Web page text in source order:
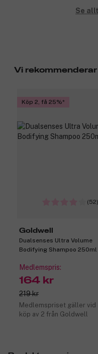
Se
Vi
Köp 2, få 25%
(52)
Goldwell
Dualsenses Ultra Volume
Bodifying Shampoo 250ml
Medlemspris:
164 kr
219 kr
Medlemspriset gäller vid
köp av 2 från Goldwell